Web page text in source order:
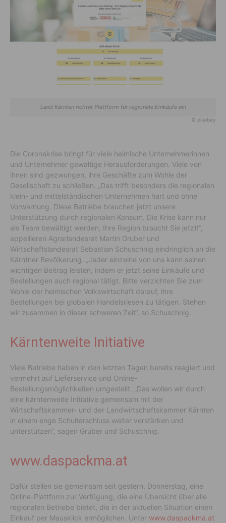
Land Kärnten richtet Plattform für regionale Einkäufe ein
© pixabay
Die Coronakrise bringt für viele heimische Unternehmerinnen
und Unternehmer gewaltige Herausforderungen. Viele von
ihnen sind gezwungen, ihre Geschäfte zum Wohle der
Gesellschaft zu schließen. „Das trifft besonders die regionalen
klein- und mittelständischen Unternehmen hart und ohne
Vorwarnung. Diese Betriebe brauchen jetzt unsere
Unterstützung durch regionalen Konsum. Die Krise kann nur
als Team bewältigt werden, Ihre Region braucht Sie jetzt!“,
appellieren Agrarlandesrat Martin Gruber und
Wirtschaftslandesrat Sebastian Schuschnig eindringlich an die
Kärntner Bevölkerung. „Jeder einzelne von uns kann seinen
wichtigen Beitrag leisten, indem er jetzt seine Einkäufe und
Bestellungen auch regional tätigt. Bitte verzichten Sie zum
Wohle der heimischen Volkswirtschaft darauf, ihre
Bestellungen bei globalen Handelsriesen zu tätigen. Stehen
wir zusammen in dieser schweren Zeit“, so Schuschnig.
Kärntenweite Initiative
Viele Betriebe haben in den letzten Tagen bereits reagiert und
vermehrt auf Lieferservice und Online-
Bestellungsmöglichkeiten umgestellt. „Das wollen wir durch
eine kärntenweite Initiative gemeinsam mit der
Wirtschaftskammer- und der Landwirtschaftskammer Kärnten
in einem enge Schulterschluss weiter verstärken und
unterstützen“, sagen Gruber und Schuschnig.
www.daspackma.at
Dafür stellen sie gemeinsam seit gestern, Donnerstag, eine
Online-Plattform zur Verfügung, die eine Übersicht über alle
regionalen Betriebe bietet, die in der aktuellen Situation einen
Einkauf per Mausklick ermöglichen. Unter www.daspackma.at